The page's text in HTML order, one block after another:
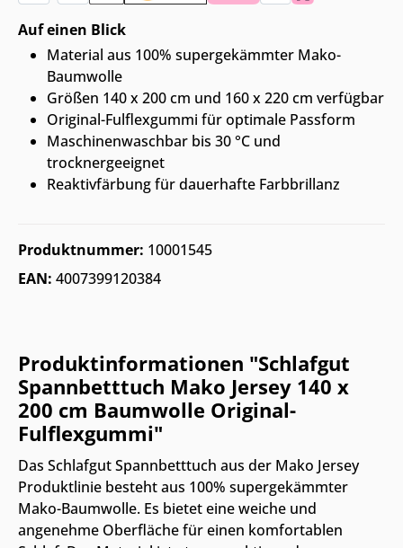
Auf einen Blick
Material aus 100% supergekämmter Mako-
Baumwolle
Größen 140 x 200 cm und 160 x 220 cm verfügbar
Original-Fulflexgummi für optimale Passform
Maschinenwaschbar bis 30 °C und
trocknergeeignet
Reaktivfärbung für dauerhafte Farbbrillanz
Produktnummer: 10001545
EAN: 4007399120384
Produktinformationen "Schlafgut
Spannbetttuch Mako Jersey 140 x
200 cm Baumwolle Original-
Fulflexgummi"
Das Schlafgut Spannbetttuch aus der Mako Jersey
Produktlinie besteht aus 100% supergekämmter
Mako-Baumwolle. Es bietet eine weiche und
angenehme Oberfläche für einen komfortablen